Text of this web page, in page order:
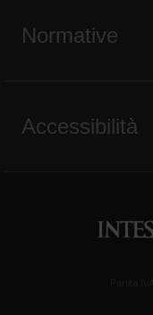
Normative
Accessibilità